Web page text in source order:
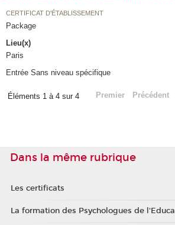
CERTIFICAT D'ÉTABLISSEMENT
Package
Lieu(x)
Paris
Entrée Sans niveau spécifique
Éléments 1 à 4 sur 4 Premier Précédent
Dans la même rubrique
Les certificats
La formation des Psychologues de